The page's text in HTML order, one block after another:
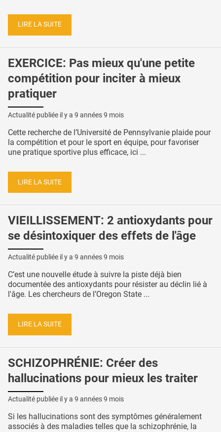
LIRE LA SUITE
EXERCICE: Pas mieux qu'une petite
compétition pour inciter à mieux
pratiquer
Actualité publiée il y a 9 années 9 mois
Cette recherche de l’Université de Pennsylvanie plaide pour
la compétition et pour le sport en équipe, pour favoriser
une pratique sportive plus efficace, ici ...
LIRE LA SUITE
VIEILLISSEMENT: 2 antioxydants pour
se désintoxiquer des effets de l'âge
Actualité publiée il y a 9 années 9 mois
C’est une nouvelle étude à suivre la piste déjà bien
documentée des antioxydants pour résister au déclin lié à
l'âge. Les chercheurs de l’Oregon State ...
LIRE LA SUITE
SCHIZOPHRÉNIE: Créer des
hallucinations pour mieux les traiter
Actualité publiée il y a 9 années 9 mois
Si les hallucinations sont des symptômes généralement
associés à des maladies telles que la schizophrénie, la